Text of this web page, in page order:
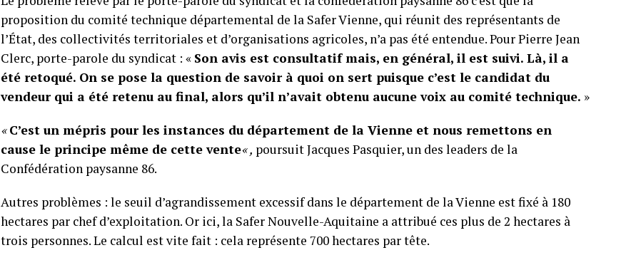
proposition du comité technique départemental de la Safer Vienne, qui réunit des représentants de
l’État, des collectivités territoriales et d’organisations agricoles, n’a pas été entendue. Pour Pierre Jean
Clerc, porte-parole du syndicat : « Son avis est consultatif mais, en général, il est suivi. Là, il a
été retoqué. On se pose la question de savoir à quoi on sert puisque c’est le candidat du
vendeur qui a été retenu au final, alors qu’il n’avait obtenu aucune voix au comité technique. »
«C’est un mépris pour les instances du département de la Vienne et nous remettons en
cause le principe même de cette vente« , poursuit Jacques Pasquier, un des leaders de la
Confédération paysanne 86.
Autres problèmes : le seuil d’agrandissement excessif dans le département de la Vienne est fixé à 180
hectares par chef d’exploitation. Or ici, la Safer Nouvelle-Aquitaine a attribué ces plus de 2 hectares à
trois personnes. Le calcul est vite fait : cela représente 700 hectares par tête.